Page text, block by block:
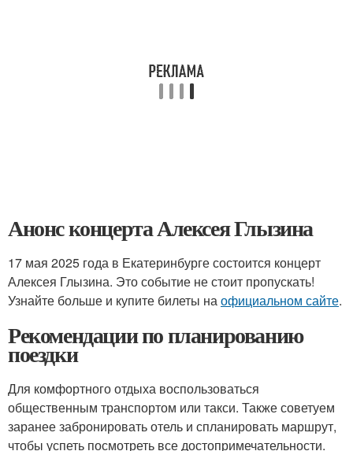
Анонс концерта Алексея Глызина
17 мая 2025 года в Екатеринбурге состоится концерт
Алексея Глызина. Это событие не стоит пропускать!
Узнайте больше и купите билеты наофициальном сайте.
Рекомендации по планированию
поездки
Для комфортного отдыха воспользоваться
общественным транспортом или такси. Также советуем
заранее забронировать отель и спланировать маршрут,
чтобы успеть посмотреть все достопримечательности.